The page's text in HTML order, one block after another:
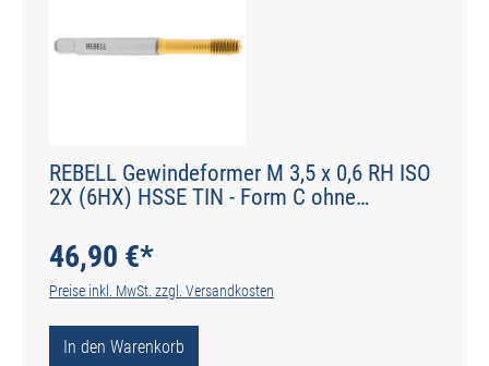
REBELL Gewindeformer M 3,5 x 0,6 RH ISO
2X (6HX) HSSE TIN - Form C ohne
46,90 €*
Preise inkl. MwSt. zzgl. Versandkosten
In den Warenkorb